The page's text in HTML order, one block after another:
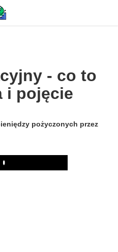
- co to
i pojęcie
pożyczonych przez
Play